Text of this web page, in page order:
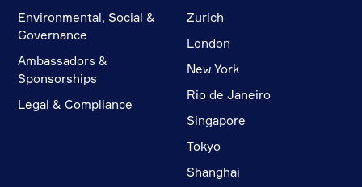
Environmental, Social &
Governance
Ambassadors &
Sponsorships
Legal & Compliance
Zurich
London
New York
Rio de Janeiro
Singapore
Tokyo
Shanghai